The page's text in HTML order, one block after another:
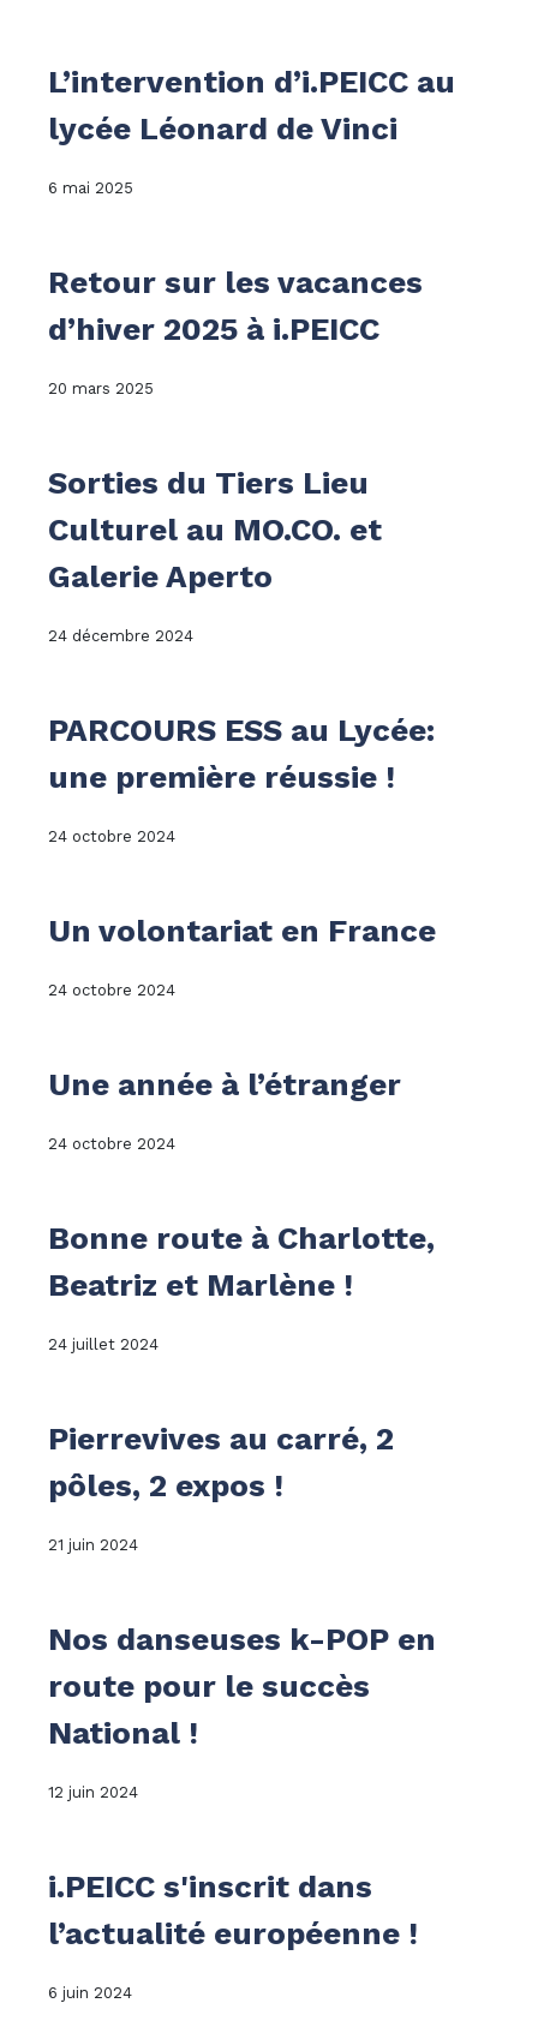
L’intervention d’i.PEICC au
lycée Léonard de Vinci
6 mai 2025
Retour sur les vacances
d’hiver 2025 à i.PEICC
20 mars 2025
Sorties du Tiers Lieu
Culturel au MO.CO. et
Galerie Aperto
24 décembre 2024
PARCOURS ESS au Lycée:
une première réussie !
24 octobre 2024
Un volontariat en France
24 octobre 2024
Une année à l’étranger
24 octobre 2024
Bonne route à Charlotte,
Beatriz et Marlène !
24 juillet 2024
Pierrevives au carré, 2
pôles, 2 expos !
21 juin 2024
Nos danseuses k-POP en
route pour le succès
National !
12 juin 2024
i.PEICC s'inscrit dans
l’actualité européenne !
6 juin 2024